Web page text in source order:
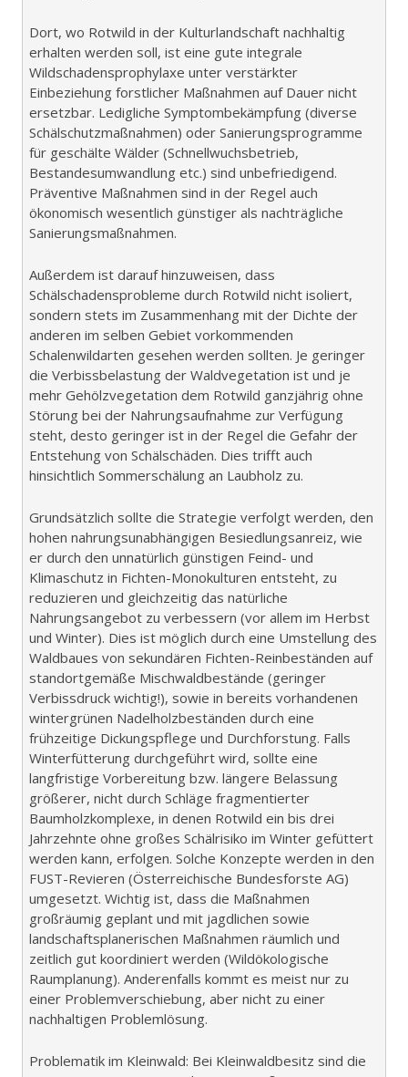
Dort, wo Rotwild in der Kulturlandschaft nachhaltig
erhalten werden soll, ist eine gute integrale
Wildschadensprophylaxe unter verstärkter
Einbeziehung forstlicher Maßnahmen auf Dauer nicht
ersetzbar. Ledigliche Symptombekämpfung (diverse
Schälschutzmaßnahmen) oder Sanierungsprogramme
für geschälte Wälder (Schnellwuchsbetrieb,
Bestandesumwandlung etc.) sind unbefriedigend.
Präventive Maßnahmen sind in der Regel auch
ökonomisch wesentlich günstiger als nachträgliche
Sanierungsmaßnahmen.
Außerdem ist darauf hinzuweisen, dass
Schälschadensprobleme durch Rotwild nicht isoliert,
sondern stets im Zusammenhang mit der Dichte der
anderen im selben Gebiet vorkommenden
Schalenwildarten gesehen werden sollten. Je geringer
die Verbissbelastung der Waldvegetation ist und je
mehr Gehölzvegetation dem Rotwild ganzjährig ohne
Störung bei der Nahrungsaufnahme zur Verfügung
steht, desto geringer ist in der Regel die Gefahr der
Entstehung von Schälschäden. Dies trifft auch
hinsichtlich Sommerschälung an Laubholz zu.
Grundsätzlich sollte die Strategie verfolgt werden, den
hohen nahrungsunabhängigen Besiedlungsanreiz, wie
er durch den unnatürlich günstigen Feind- und
Klimaschutz in Fichten-Monokulturen entsteht, zu
reduzieren und gleichzeitig das natürliche
Nahrungsangebot zu verbessern (vor allem im Herbst
und Winter). Dies ist möglich durch eine Umstellung des
Waldbaues von sekundären Fichten-Reinbeständen auf
standortgemäße Mischwaldbestände (geringer
Verbissdruck wichtig!), sowie in bereits vorhandenen
wintergrünen Nadelholzbeständen durch eine
frühzeitige Dickungspflege und Durchforstung. Falls
Winterfütterung durchgeführt wird, sollte eine
langfristige Vorbereitung bzw. längere Belassung
größerer, nicht durch Schläge fragmentierter
Baumholzkomplexe, in denen Rotwild ein bis drei
Jahrzehnte ohne großes Schälrisiko im Winter gefüttert
werden kann, erfolgen. Solche Konzepte werden in den
FUST-Revieren (Österreichische Bundesforste AG)
umgesetzt. Wichtig ist, dass die Maßnahmen
großräumig geplant und mit jagdlichen sowie
landschaftsplanerischen Maßnahmen räumlich und
zeitlich gut koordiniert werden (Wildökologische
Raumplanung). Anderenfalls kommt es meist nur zu
einer Problemverschiebung, aber nicht zu einer
nachhaltigen Problemlösung.
Problematik im Kleinwald: Bei Kleinwaldbesitz sind die